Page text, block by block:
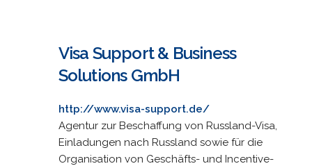
Visa Support & Business
Solutions GmbH
http://www.visa-support.de/
Agentur zur Beschaffung von Russland-Visa,
Einladungen nach Russland sowie für die
Organisation von Geschäfts- und Incentive-